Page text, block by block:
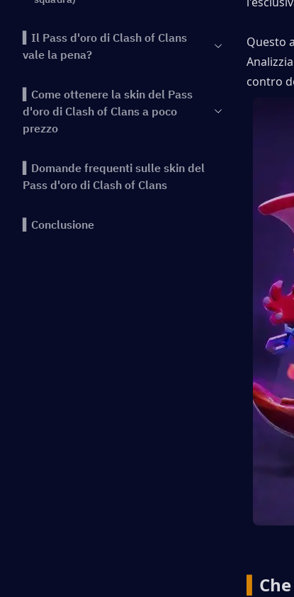
▍Il Pass d'oro di Clash of Clans
vale la pena?
▍Come ottenere la skin del Pass
d'oro di Clash of Clans a poco
prezzo
▍Domande frequenti sulle skin del
Pass d'oro di Clash of Clans
▍Conclusione
Questo
contro